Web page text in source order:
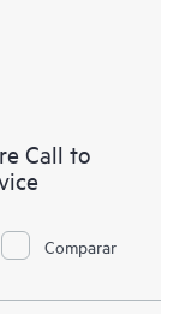
Call to
Comparar